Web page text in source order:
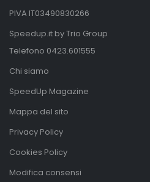
PIVA IT03490830266
Speedup.it by Trio Group
Telefono 0423.601555
Chi siamo
SpeedUp Magazine
Mappa del sito
Privacy Policy
Cookies Policy
Modifica consensi